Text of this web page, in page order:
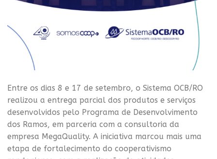
Entre os dias 8 e 17 de setembro, o Sistema OCB/RO
realizou a entrega parcial dos produtos e serviços
desenvolvidos pelo Programa de Desenvolvimento
dos Ramos, em parceria com a consultoria da
empresa MegaQuality. A iniciativa marcou mais uma
etapa de fortalecimento do cooperativismo